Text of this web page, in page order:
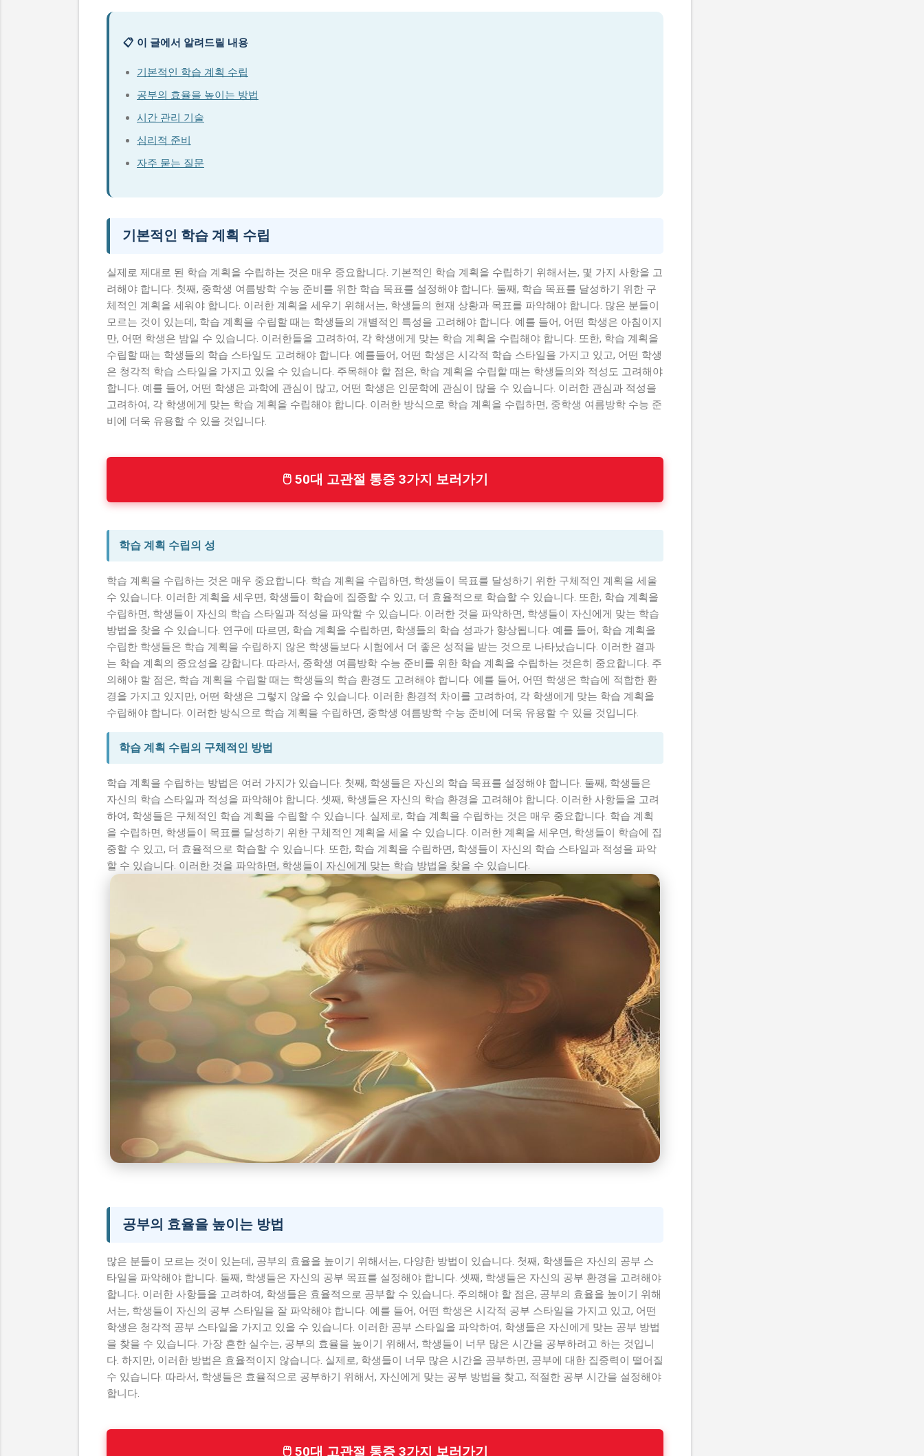
📋 이 글에서 알려드릴 내용
기본적인 학습 계획 수립
공부의 효율을 높이는 방법
시간 관리 기술
심리적 준비
자주 묻는 질문
기본적인 학습 계획 수립
실제로 제대로 된 학습 계획을 수립하는 것은 매우 중요합니다. 기본적인 학습 계획을 수립하기 위해서는, 몇 가지 사항을 고
려해야 합니다. 첫째, 중학생 여름방학 수능 준비를 위한 학습 목표를 설정해야 합니다. 둘째, 학습 목표를 달성하기 위한 구
체적인 계획을 세워야 합니다. 이러한 계획을 세우기 위해서는, 학생들의 현재 상황과 목표를 파악해야 합니다. 많은 분들이
모르는 것이 있는데, 학습 계획을 수립할 때는 학생들의 개별적인 특성을 고려해야 합니다. 예를 들어, 어떤 학생은 아침이지
만, 어떤 학생은 밤일 수 있습니다. 이러한들을 고려하여, 각 학생에게 맞는 학습 계획을 수립해야 합니다. 또한, 학습 계획을
수립할 때는 학생들의 학습 스타일도 고려해야 합니다. 예를들어, 어떤 학생은 시각적 학습 스타일을 가지고 있고, 어떤 학생
은 청각적 학습 스타일을 가지고 있을 수 있습니다. 주목해야 할 점은, 학습 계획을 수립할 때는 학생들의와 적성도 고려해야
합니다. 예를 들어, 어떤 학생은 과학에 관심이 많고, 어떤 학생은 인문학에 관심이 많을 수 있습니다. 이러한 관심과 적성을
고려하여, 각 학생에게 맞는 학습 계획을 수립해야 합니다. 이러한 방식으로 학습 계획을 수립하면, 중학생 여름방학 수능 준
비에 더욱 유용할 수 있을 것입니다.
🖱 50대 고관절 통증 3가지 보러가기
학습 계획 수립의 성
학습 계획을 수립하는 것은 매우 중요합니다. 학습 계획을 수립하면, 학생들이 목표를 달성하기 위한 구체적인 계획을 세울
수 있습니다. 이러한 계획을 세우면, 학생들이 학습에 집중할 수 있고, 더 효율적으로 학습할 수 있습니다. 또한, 학습 계획을
수립하면, 학생들이 자신의 학습 스타일과 적성을 파악할 수 있습니다. 이러한 것을 파악하면, 학생들이 자신에게 맞는 학습
방법을 찾을 수 있습니다. 연구에 따르면, 학습 계획을 수립하면, 학생들의 학습 성과가 향상됩니다. 예를 들어, 학습 계획을
수립한 학생들은 학습 계획을 수립하지 않은 학생들보다 시험에서 더 좋은 성적을 받는 것으로 나타났습니다. 이러한 결과
는 학습 계획의 중요성을 강합니다. 따라서, 중학생 여름방학 수능 준비를 위한 학습 계획을 수립하는 것은히 중요합니다. 주
의해야 할 점은, 학습 계획을 수립할 때는 학생들의 학습 환경도 고려해야 합니다. 예를 들어, 어떤 학생은 학습에 적합한 환
경을 가지고 있지만, 어떤 학생은 그렇지 않을 수 있습니다. 이러한 환경적 차이를 고려하여, 각 학생에게 맞는 학습 계획을
수립해야 합니다. 이러한 방식으로 학습 계획을 수립하면, 중학생 여름방학 수능 준비에 더욱 유용할 수 있을 것입니다.
학습 계획 수립의 구체적인 방법
학습 계획을 수립하는 방법은 여러 가지가 있습니다. 첫째, 학생들은 자신의 학습 목표를 설정해야 합니다. 둘째, 학생들은
자신의 학습 스타일과 적성을 파악해야 합니다. 셋째, 학생들은 자신의 학습 환경을 고려해야 합니다. 이러한 사항들을 고려
하여, 학생들은 구체적인 학습 계획을 수립할 수 있습니다. 실제로, 학습 계획을 수립하는 것은 매우 중요합니다. 학습 계획
을 수립하면, 학생들이 목표를 달성하기 위한 구체적인 계획을 세울 수 있습니다. 이러한 계획을 세우면, 학생들이 학습에 집
중할 수 있고, 더 효율적으로 학습할 수 있습니다. 또한, 학습 계획을 수립하면, 학생들이 자신의 학습 스타일과 적성을 파악
할 수 있습니다. 이러한 것을 파악하면, 학생들이 자신에게 맞는 학습 방법을 찾을 수 있습니다.
공부의 효율을 높이는 방법
많은 분들이 모르는 것이 있는데, 공부의 효율을 높이기 위해서는, 다양한 방법이 있습니다. 첫째, 학생들은 자신의 공부 스
타일을 파악해야 합니다. 둘째, 학생들은 자신의 공부 목표를 설정해야 합니다. 셋째, 학생들은 자신의 공부 환경을 고려해야
합니다. 이러한 사항들을 고려하여, 학생들은 효율적으로 공부할 수 있습니다. 주의해야 할 점은, 공부의 효율을 높이기 위해
서는, 학생들이 자신의 공부 스타일을 잘 파악해야 합니다. 예를 들어, 어떤 학생은 시각적 공부 스타일을 가지고 있고, 어떤
학생은 청각적 공부 스타일을 가지고 있을 수 있습니다. 이러한 공부 스타일을 파악하여, 학생들은 자신에게 맞는 공부 방법
을 찾을 수 있습니다. 가장 흔한 실수는, 공부의 효율을 높이기 위해서, 학생들이 너무 많은 시간을 공부하려고 하는 것입니
다. 하지만, 이러한 방법은 효율적이지 않습니다. 실제로, 학생들이 너무 많은 시간을 공부하면, 공부에 대한 집중력이 떨어질
수 있습니다. 따라서, 학생들은 효율적으로 공부하기 위해서, 자신에게 맞는 공부 방법을 찾고, 적절한 공부 시간을 설정해야
합니다.
🖱 50대 고관절 통증 3가지 보러가기